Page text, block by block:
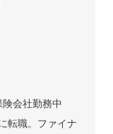
会社勤務中
転職。ファイナ